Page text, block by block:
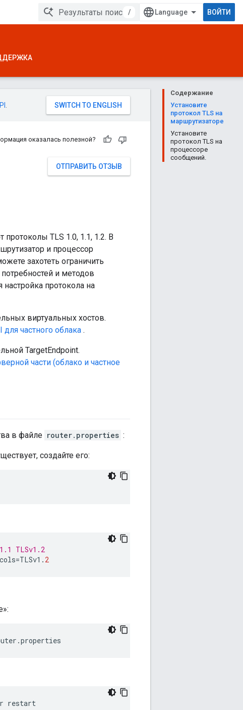
/ ВОЙТИ
Содержание
Установите
протокол TLS на
маршрутизаторе
Установите
протокол TLS на
процессоре
сообщений.
оказалась полезной?
ОТПРАВИТЬ ОТЗЫВ
TLS 1.0, 1.1, 1.2. В
и процессор
захотеть ограничить
и методов
протокола на
виртуальных хостов.
для частного облака .
TargetEndpoint.
части (облако и частное
в файле router.properties :
создайте его:
TLSv1.2
=TLSv1 . 2
restart